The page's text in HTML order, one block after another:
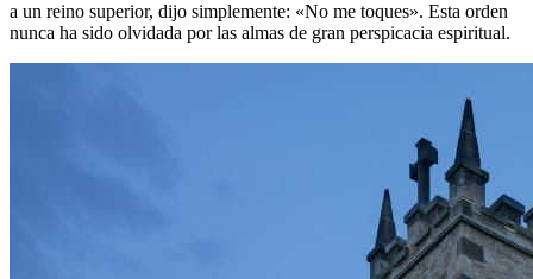
a un reino superior, dijo simplemente: «No me toques». Esta orden
nunca ha sido olvidada por las almas de gran perspicacia espiritual.